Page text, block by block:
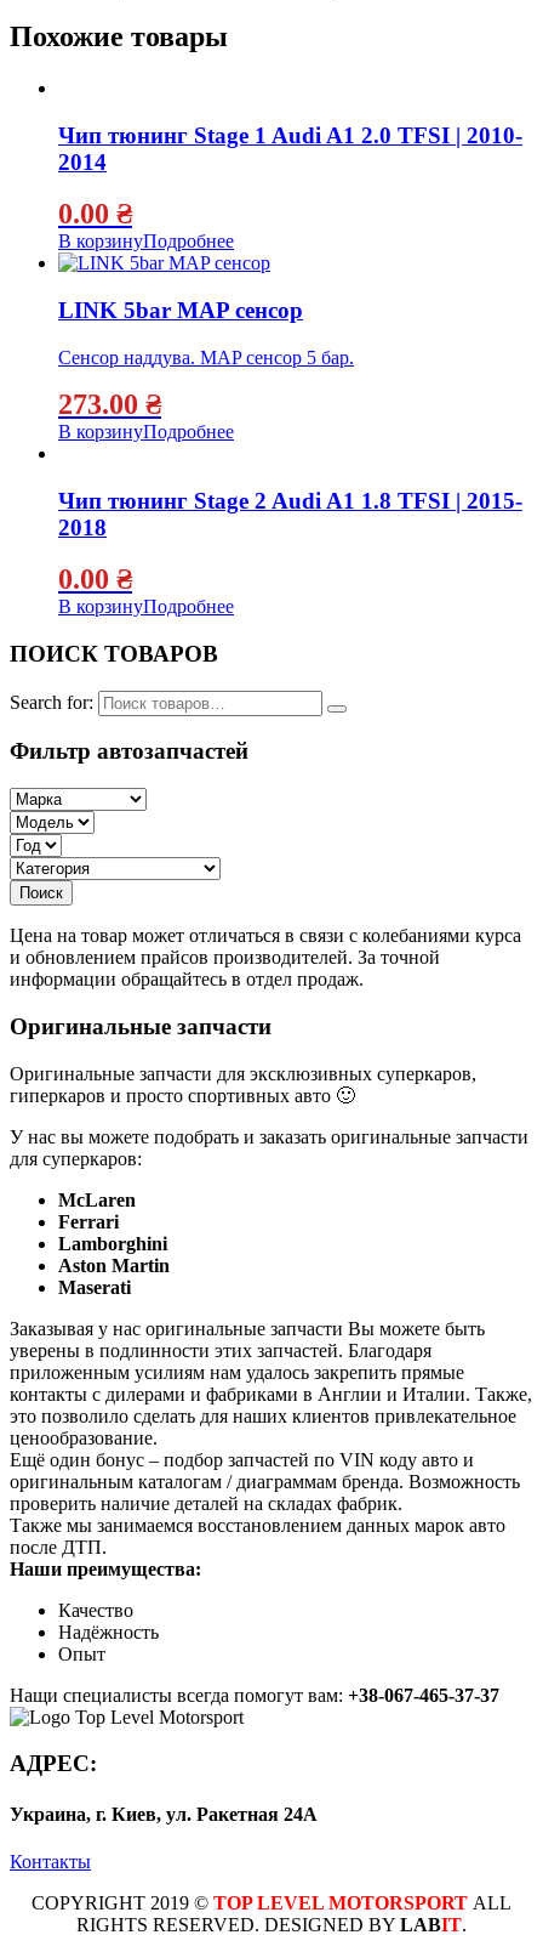
Похожие товары
Чип тюнинг Stage 1 Audi A1 2.0 TFSI | 2010-
2014
0.00 ₴
В корзинуПодробнее
LINK 5bar MAP сенсор
Сенсор наддува. MAP сенсор 5 бар.
273.00 ₴
В корзинуПодробнее
Чип тюнинг Stage 2 Audi A1 1.8 TFSI | 2015-
2018
0.00 ₴
В корзинуПодробнее
ПОИСК ТОВАРОВ
Search for:
Фильтр автозапчастей
Цена на товар может отличаться в связи с колебаниями курса
и обновлением прайсов производителей. За точной
информации обращайтесь в отдел продаж.
Оригинальные запчасти
Оригинальные запчасти для эксклюзивных суперкаров,
гиперкаров и просто спортивных авто 🙂
У нас вы можете подобрать и заказать оригинальные запчасти
для суперкаров:
McLaren
Ferrari
Lamborghini
Aston Martin
Maserati
Заказывая у нас оригинальные запчасти Вы можете быть
уверены в подлинности этих запчастей. Благодаря
приложенным усилиям нам удалось закрепить прямые
контакты с дилерами и фабриками в Англии и Италии. Также,
это позволило сделать для наших клиентов привлекательное
ценообразование.
Ещё один бонус – подбор запчастей по VIN коду авто и
оригинальным каталогам / диаграммам бренда. Возможность
проверить наличие деталей на складах фабрик.
Также мы занимаемся восстановлением данных марок авто
после ДТП.
Наши преимущества:
Качество
Надёжность
Опыт
Нащи специалисты всегда помогут вам: +38-067-465-37-37
АДРЕС:
Украина, г. Киев, ул. Ракетная 24А
Контакты
COPYRIGHT 2019 © TOP LEVEL MOTORSPORT ALL
RIGHTS RESERVED. DESIGNED BY LABIT.